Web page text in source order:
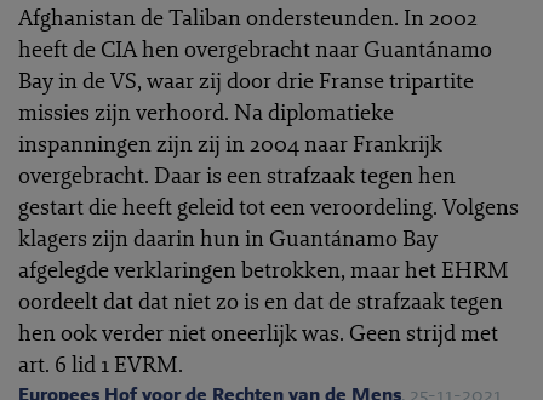
Afghanistan de Taliban ondersteunden. In 2002
heeft de CIA hen overgebracht naar Guantánamo
Bay in de VS, waar zij door drie Franse tripartite
missies zijn verhoord. Na diplomatieke
inspanningen zijn zij in 2004 naar Frankrijk
overgebracht. Daar is een strafzaak tegen hen
gestart die heeft geleid tot een veroordeling. Volgens
klagers zijn daarin hun in Guantánamo Bay
afgelegde verklaringen betrokken, maar het EHRM
oordeelt dat dat niet zo is en dat de strafzaak tegen
hen ook verder niet oneerlijk was. Geen strijd met
art. 6 lid 1 EVRM.
Europees Hof voor de Rechten van de Mens, 25-11-2021